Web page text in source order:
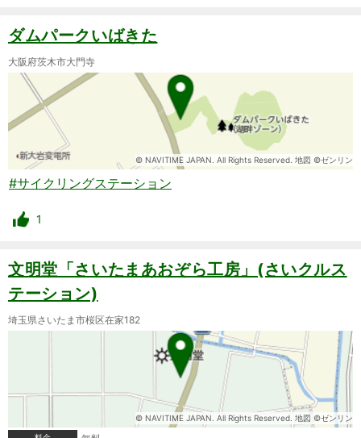
ダムパークいばきた
大阪府茨木市大門寺
© NAVITIME JAPAN. All Rights Reserved. 地図 ©ゼンリン
#サイクリングステーション
1
文明堂「さいたまあおぞら工房」(さいクルス
テーション)
埼玉県さいたま市桜区在家182
© NAVITIME JAPAN. All Rights Reserved. 地図 ©ゼンリン